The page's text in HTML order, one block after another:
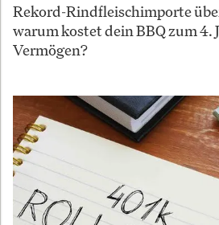
Rekord-Rindfleischimporte
warum kostet dein BBQ zum 4.
Vermögen?